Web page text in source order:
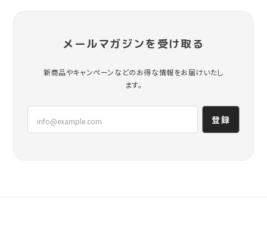
メールマガジンを受け取る
新商品やキャンペーンなどのお得な情報をお届けいたし
ます。
登録